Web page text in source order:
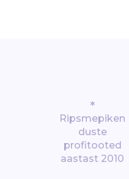
*
Ripsmepiken
duste
profitooted
aastast 2010